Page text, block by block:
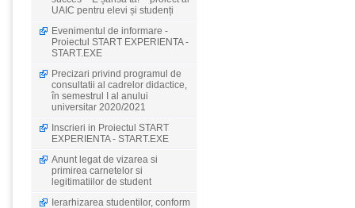
UAIC pentru elevi și studenți
Evenimentul de informare -
Proiectul START EXPERIENTA -
START.EXE
Precizari privind programul de
consultatii al cadrelor didactice,
în semestrul I al anului
universitar 2020/2021
Inscrieri in Proiectul START
EXPERIENTA - START.EXE
Anunt legat de vizarea si
primirea carnetelor si
legitimatiilor de student
Ierarhizarea studentilor, conform